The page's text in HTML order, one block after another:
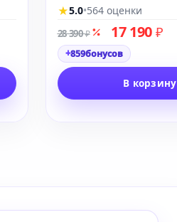
★5.0•564 оценки
28 390₽ 17 190 ₽
+859бонусов
В корзину